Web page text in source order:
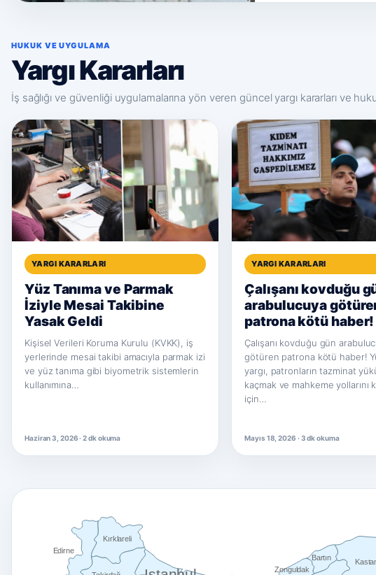
HUKUK VE UYGULAMA
Yargı Kararları
İş sağlığı ve güvenliği uygulamalarına yön veren güncel yargı kararları ve
YARGI KARARLARI
Yüz Tanıma ve Parmak
İziyle Mesai Takibine
Yasak Geldi
Kişisel Verileri Koruma Kurulu (KVKK), iş
yerlerinde mesai takibi amacıyla parmak izi
ve yüz tanıma gibi biyometrik sistemlerin
kullanımına…
Haziran 3, 2026 · 2 dk okuma
YARGI KARARLARI
Çalışanı kovduğu
arabulucuya
patrona kötü haber!
Çalışanı kovduğu gün
götüren patrona kötü haber!
yargı, patronların tazminat
kaçmak ve mahkeme yollarını
için…
Mayıs 18, 2026 · 3 dk okuma
Bartın
Edirne
Kırklareli
Zonguldak